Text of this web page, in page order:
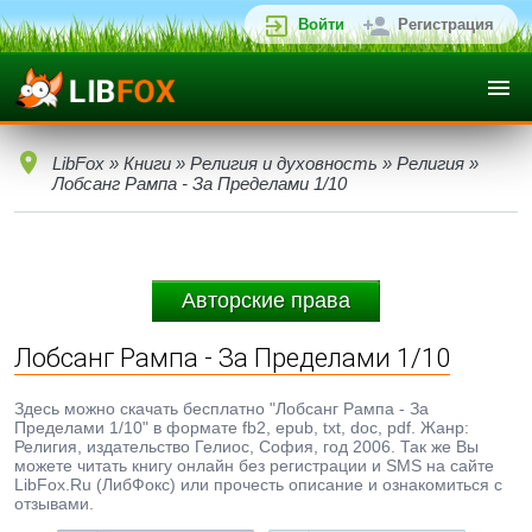
Войти Регистрация
LibFox » Книги » Религия и духовность » Религия »
Лобсанг Рампа - За Пределами 1/10
Авторские права
Лобсанг Рампа - За Пределами 1/10
Здесь можно скачать бесплатно "Лобсанг Рампа - За
Пределами 1/10" в формате fb2, epub, txt, doc, pdf. Жанр:
Религия, издательство Гелиос, София, год 2006. Так же Вы
можете читать книгу онлайн без регистрации и SMS на сайте
LibFox.Ru (ЛибФокс) или прочесть описание и ознакомиться с
отзывами.